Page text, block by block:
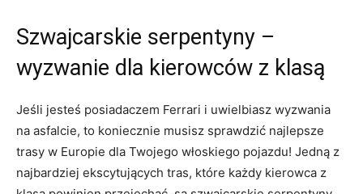
Szwajcarskie serpentyny –
wyzwanie dla‍ kierowców z klasą
Jeśli jesteś posiadaczem‍ Ferrari⁤ i uwielbiasz wyzwania
na asfalcie, to ⁣koniecznie musisz ‌sprawdzić najlepsze
trasy w Europie dla⁤ Twojego włoskiego pojazdu! Jedną z
⁣najbardziej‌ ekscytujących tras, które każdy kierowca z